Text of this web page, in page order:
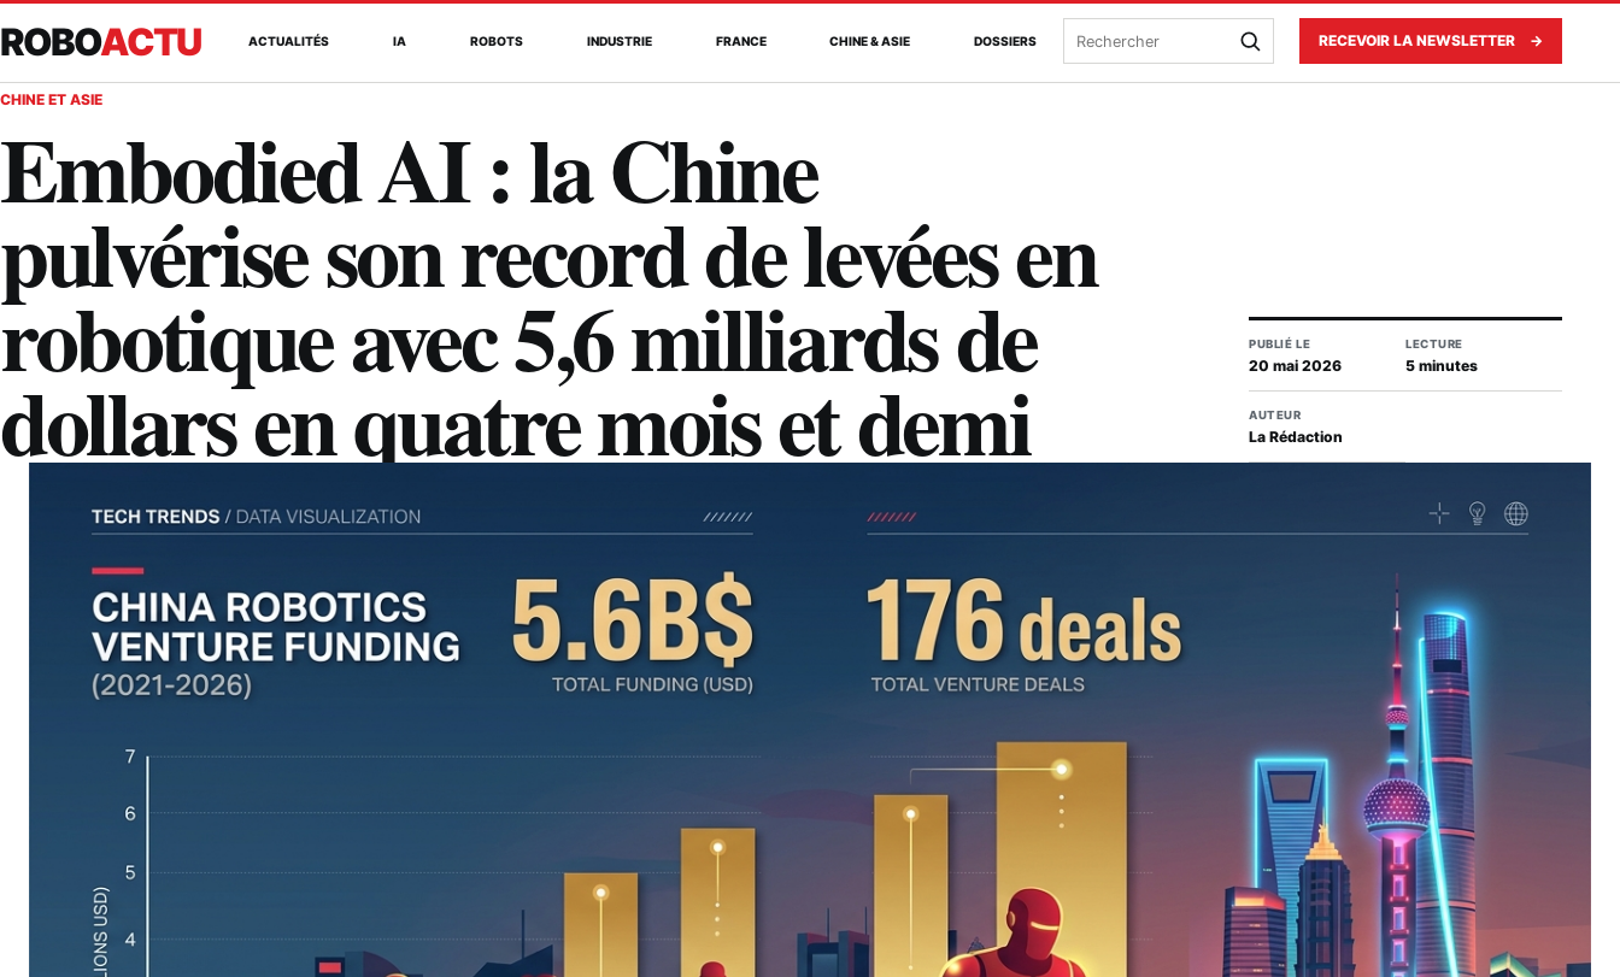
ROBOACTU ACTUALITÉS IA ROBOTS INDUSTRIE FRANCE CHINE & ASIE DOSSIERS Rechercher RECEVOIR LA NEWSLETTER →
CHINE ET ASIE
Embodied AI : la Chine
pulvérise son record de levées en
robotique avec 5,6 milliards de
dollars en quatre mois et demi
PUBLIÉ LE
20 mai 2026
LECTURE
5 minutes
AUTEUR
La Rédaction